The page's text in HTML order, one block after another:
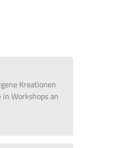
Kreationen
Workshops an